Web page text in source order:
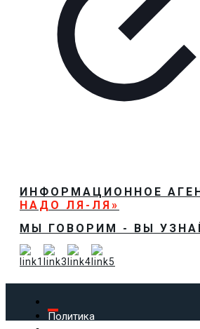
ИНФОРМАЦИОННОЕ
НАДО ЛЯ-ЛЯ»
МЫ ГОВОРИМ - ВЫ
Политика